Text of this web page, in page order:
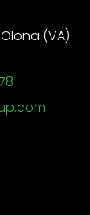
(VA)